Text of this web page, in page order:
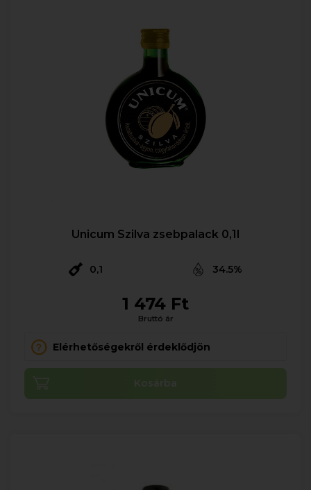
Unicum Szilva zsebpalack 0,1l
0,1 34.5%
1 474 Ft
Bruttó ár
Elérhetőségekről érdeklődjön
Kosárba